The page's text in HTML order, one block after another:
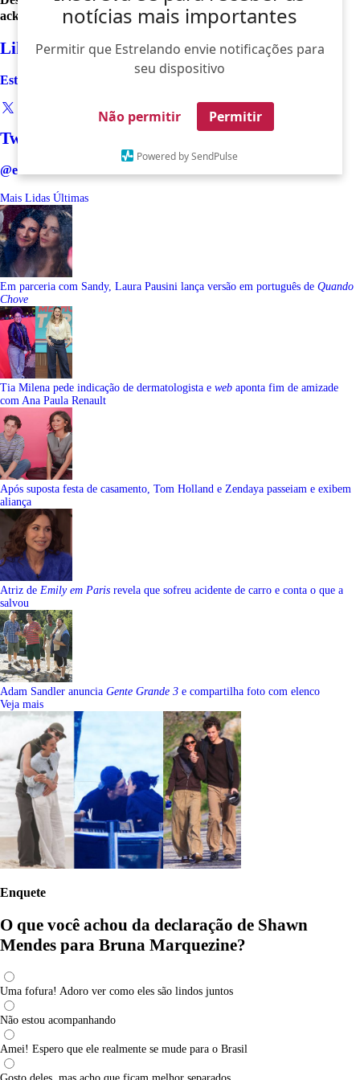
notícias mais importantes
Permitir que Estrelando envie notificações para
seu dispositivo
Não permitir Permitir
Powered by SendPulse
ackles
Like
Estrelando
Twitter
@estrelando
Mais Lidas Últimas
Em parceria com Sandy, Laura Pausini lança versão em português de Quando
Chove
Tia Milena pede indicação de dermatologista e web aponta fim de amizade
com Ana Paula Renault
Após suposta festa de casamento, Tom Holland e Zendaya passeiam e exibem
aliança
Atriz de Emily em Paris revela que sofreu acidente de carro e conta o que a
salvou
Adam Sandler anuncia Gente Grande 3 e compartilha foto com elenco
Veja mais
Enquete
O que você achou da declaração de Shawn
Mendes para Bruna Marquezine?
Uma fofura! Adoro ver como eles são lindos juntos
Não estou acompanhando
Amei! Espero que ele realmente se mude para o Brasil